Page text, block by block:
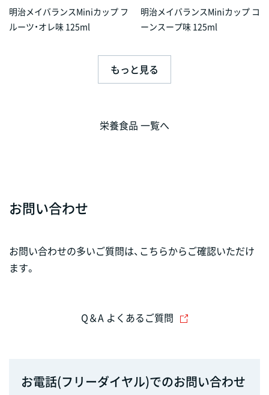
明治メイバランスMiniカップ フ
ルーツ・オレ味 125ml
明治メイバランスMiniカップ コ
ーンスープ味 125ml
もっと見る
栄養食品 一覧へ
お問い合わせ
お問い合わせの多いご質問は、こちらからご確認いただけ
ます。
Q＆A よくあるご質問
お電話(フリーダイヤル)でのお問い合わせ